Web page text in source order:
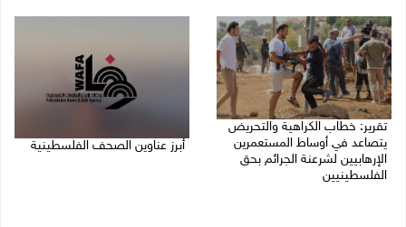
تقرير: خطاب الكراهية والتحريض
يتصاعد في أوساط المستعمرين
الإرهابيين لشرعنة الجرائم بحق
الفلسطينيين
أبرز عناوين الصحف الفلسطينية